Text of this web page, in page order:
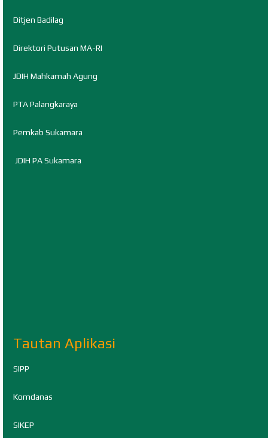
Ditjen Badilag
Direktori Putusan MA-RI
JDIH Mahkamah Agung
PTA Palangkaraya
Pemkab Sukamara
JDIH PA Sukamara
Tautan Aplikasi
SIPP
Komdanas
SIKEP